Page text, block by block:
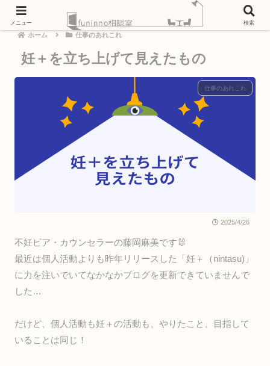
ホーム 仕事のあれこれ
妊＋を立ち上げて見えたもの
仕事のあれこれ
2025/4/26
不妊ピア・カウンセラーの藤岡麻美です🐰
最近は個人活動よりも昨年リリースした「妊＋（nintasu)」
に力を注いでいてなかなかブログを更新できていませんで
した…
だけど、個人活動も妊＋の活動も、やりたこと、目指して
いることは同じ！
メニュー 検索